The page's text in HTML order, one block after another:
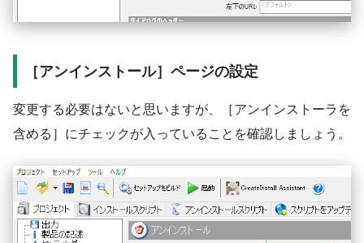
［アンインストール］ページの設定
変更する必要はないと思いますが、［アンインストーラを
含める］にチェックが入っていることを確認しましょう。